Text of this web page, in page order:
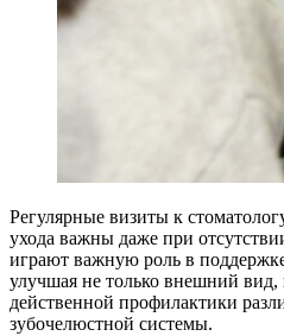
Регулярные визиты к
ухода важны даже при
играют важную роль в
улучшая не только внешний вид,
действенной профилактики
зубочелюстной системы.